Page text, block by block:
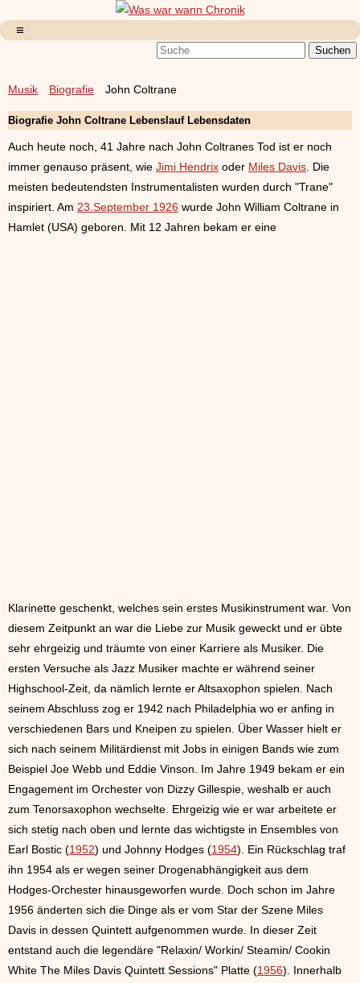
Musik Biografie John Coltrane
Biografie John Coltrane Lebenslauf Lebensdaten
Auch heute noch, 41 Jahre nach John Coltranes Tod ist er noch
immer genauso präsent, wie Jimi Hendrix oder Miles Davis. Die
meisten bedeutendsten Instrumentalisten wurden durch "Trane"
inspiriert. Am 23.September 1926 wurde John William Coltrane in
Hamlet (USA) geboren. Mit 12 Jahren bekam er eine
Klarinette geschenkt, welches sein erstes Musikinstrument war. Von
diesem Zeitpunkt an war die Liebe zur Musik geweckt und er übte
sehr ehrgeizig und träumte von einer Karriere als Musiker. Die
ersten Versuche als Jazz Musiker machte er während seiner
Highschool-Zeit, da nämlich lernte er Altsaxophon spielen. Nach
seinem Abschluss zog er 1942 nach Philadelphia wo er anfing in
verschiedenen Bars und Kneipen zu spielen. Über Wasser hielt er
sich nach seinem Militärdienst mit Jobs in einigen Bands wie zum
Beispiel Joe Webb und Eddie Vinson. Im Jahre 1949 bekam er ein
Engagement im Orchester von Dizzy Gillespie, weshalb er auch
zum Tenorsaxophon wechselte. Ehrgeizig wie er war arbeitete er
sich stetig nach oben und lernte das wichtigste in Ensembles von
Earl Bostic (1952) und Johnny Hodges (1954). Ein Rückschlag traf
ihn 1954 als er wegen seiner Drogenabhängigkeit aus dem
Hodges-Orchester hinausgeworfen wurde. Doch schon im Jahre
1956 änderten sich die Dinge als er vom Star der Szene Miles
Davis in dessen Quintett aufgenommen wurde. In dieser Zeit
entstand auch die legendäre "Relaxin/ Workin/ Steamin/ Cookin
White The Miles Davis Quintett Sessions" Platte (1956). Innerhalb